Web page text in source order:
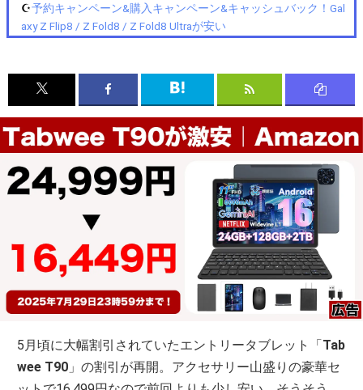
☪️予約キャンペーン&購入キャンペーン&キャッシュバック！Gal
axy Z Flip8 / Z Fold8 / Z Fold8 Ultraが安い
5月頃に大幅割引されていたエントリータブレット「 Tab
wee T90 」の割引が再開。アクセサリー山盛りの豪華セ